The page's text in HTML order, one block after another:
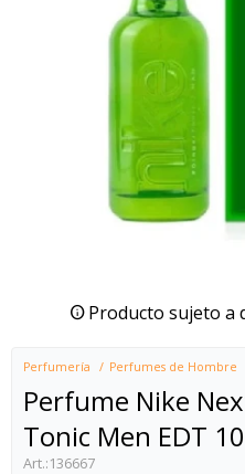
Producto sujeto a
Perfumería Perfumes de Hombre
Perfume Nike
Tonic Men EDT
136667